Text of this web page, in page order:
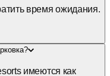
время ожидания.
имеются как